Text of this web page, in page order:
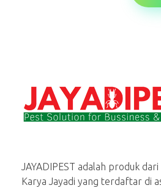
JAYADIPEST adalah produk
Karya Jayadi yang terdaftar di